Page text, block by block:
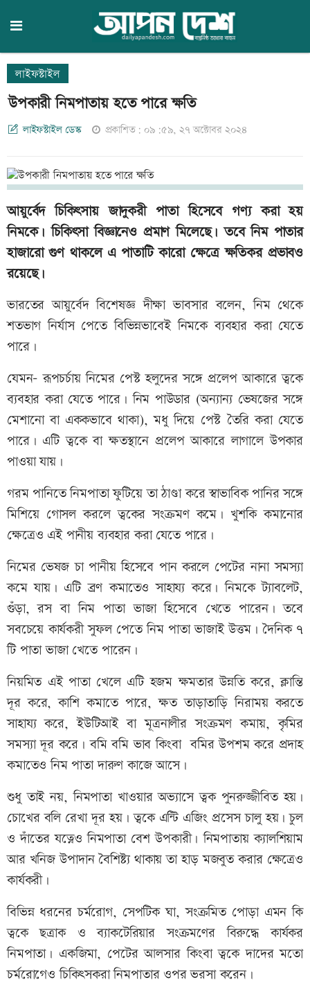
লাইফস্টাইল
উপকারী নিমপাতায় হতে পারে ক্ষতি
লাইফস্টাইল ডেস্ক প্রকাশিত: ০৯:৫৯, ২৭ অক্টোবর ২০২৪
আয়ুর্বেদ চিকিৎসায় জাদুকরী পাতা হিসেবে গণ্য করা হয়
নিমকে। চিকিৎসা বিজ্ঞানেও প্রমাণ মিলেছে। তবে নিম পাতার
হাজারো গুণ থাকলে এ পাতাটি কারো ক্ষেত্রে ক্ষতিকর প্রভাবও
রয়েছে।
ভারতের আয়ুর্বেদ বিশেষজ্ঞ দীক্ষা ভাবসার বলেন, নিম থেকে
শতভাগ নির্যাস পেতে বিভিন্নভাবেই নিমকে ব্যবহার করা যেতে
পারে।
যেমন- রূপচর্চায় নিমের পেস্ট হলুদের সঙ্গে প্রলেপ আকারে ত্বকে
ব্যবহার করা যেতে পারে। নিম পাউডার (অন্যান্য ভেষজের সঙ্গে
মেশানো বা এককভাবে থাকা), মধু দিয়ে পেস্ট তৈরি করা যেতে
পারে। এটি ত্বকে বা ক্ষতস্থানে প্রলেপ আকারে লাগালে উপকার
পাওয়া যায়।
গরম পানিতে নিমপাতা ফুটিয়ে তা ঠাণ্ডা করে স্বাভাবিক পানির সঙ্গে
মিশিয়ে গোসল করলে ত্বকের সংক্রমণ কমে। খুশকি কমানোর
ক্ষেত্রেও এই পানীয় ব্যবহার করা যেতে পারে।
নিমের ভেষজ চা পানীয় হিসেবে পান করলে পেটের নানা সমস্যা
কমে যায়। এটি ব্রণ কমাতেও সাহায্য করে। নিমকে ট্যাবলেট,
গুঁড়া, রস বা নিম পাতা ভাজা হিসেবে খেতে পারেন। তবে
সবচেয়ে কার্যকরী সুফল পেতে নিম পাতা ভাজাই উত্তম। দৈনিক ৭
টি পাতা ভাজা খেতে পারেন।
নিয়মিত এই পাতা খেলে এটি হজম ক্ষমতার উন্নতি করে, ক্লান্তি
দূর করে, কাশি কমাতে পারে, ক্ষত তাড়াতাড়ি নিরাময় করতে
সাহায্য করে, ইউটিআই বা মূত্রনালীর সংক্রমণ কমায়, কৃমির
সমস্যা দূর করে। বমি বমি ভাব কিংবা বমির উপশম করে প্রদাহ
কমাতেও নিম পাতা দারুণ কাজে আসে।
শুধু তাই নয়, নিমপাতা খাওয়ার অভ্যাসে ত্বক পুনরুজ্জীবিত হয়।
চোখের বলি রেখা দূর হয়। ত্বকে এন্টি এজিং প্রসেস চালু হয়। চুল
ও দাঁতের যত্নেও নিমপাতা বেশ উপকারী। নিমপাতায় ক্যালশিয়াম
আর খনিজ উপাদান বৈশিষ্ট্য থাকায় তা হাড় মজবুত করার ক্ষেত্রেও
কার্যকরী।
বিভিন্ন ধরনের চর্মরোগ, সেপটিক ঘা, সংক্রমিত পোড়া এমন কি
ত্বকে ছত্রাক ও ব্যাকটেরিয়ার সংক্রমণের বিরুদ্ধে কার্যকর
নিমপাতা। একজিমা, পেটের আলসার কিংবা ত্বকে দাদের মতো
চর্মরোগেও চিকিৎসকরা নিমপাতার ওপর ভরসা করেন।